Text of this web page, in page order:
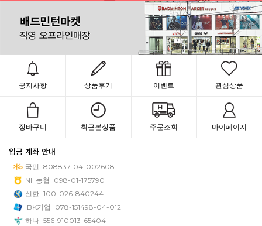
공지사항 상품후기 이벤트 관심상품
장바구니 최근본상품 주문조회 마이페이지
입금 계좌 안내
국민 808837-04-002608
NH농협
098-01-175790
신한 100-026-840244
IBK기업
078-151498-04-012
하나 556-910013-65404